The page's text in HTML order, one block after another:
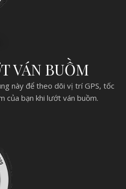
VÁN BUỒM
này để theo dõi vị trí GPS, tốc
của bạn khi lướt ván buồm.